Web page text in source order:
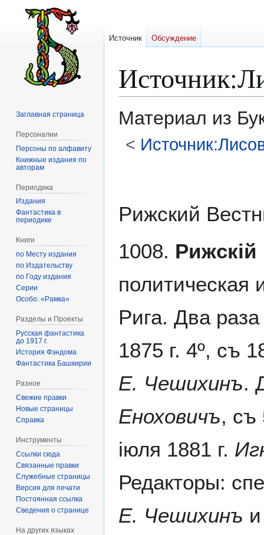
Источник:
Материал из
<
Рижский
1008.
Рига. Два
1875 г. 4º, съ
Е. Чешихинъ.
Еноховичъ, съ
іюля 1881 г.
Редакторы:
Е. Чешихинъ
Источник Обсуждение
Заглавная страница
Персоналии
Персоны по алфавиту
Книжные издания по
авторам
Периодика
Издания
Фантастика в
периодике
Книги
по Месту издания
по Издательству
по Году издания
Серии
Особо: «Рамка»
Разделы и Проекты
Русская фантастика
до 1917 г.
История Фэндома
Фантастика Башкирии
Разное
Свежие правки
Новые страницы
Справка
Инструменты
Ссылки сюда
Связанные правки
Служебные страницы
Версия для печати
Постоянная ссылка
Сведения о странице
На других языках